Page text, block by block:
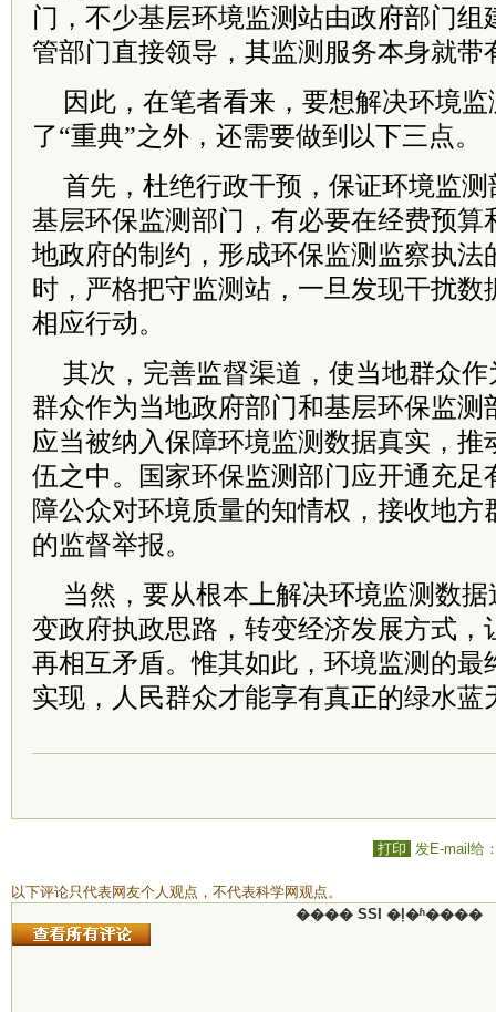
门，不少基层环境监测站由政府部门组
管部门直接领导，其监测服务本身就带
因此，在笔者看来，要想解决环境
了“重典”之外，还需要做到以下三点。
首先，杜绝行政干预，保证环境监
基层环保监测部门，有必要在经费预算
地政府的制约，形成环保监测监察执法
时，严格把守监测站，一旦发现干扰数
相应行动。
其次，完善监督渠道，使当地群众
群众作为当地政府部门和基层环保监测
应当被纳入保障环境监测数据真实，推
伍之中。国家环保监测部门应开通充足
障公众对环境质量的知情权，接收地方
的监督举报。
当然，要从根本上解决环境监测数
变政府执政思路，转变经济发展方式，
再相互矛盾。惟其如此，环境监测的最
实现，人民群众才能享有真正的绿水蓝
打印 发E-mail给
以下评论只代表网友个人观点，不代表科学网观点。
���� SSI �ļ�ʱ����